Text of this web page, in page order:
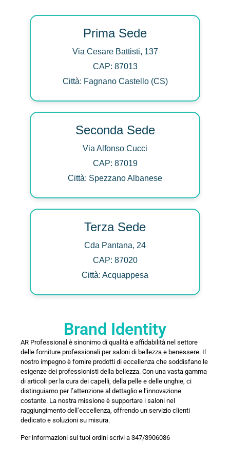
Prima Sede
Via Cesare Battisti, 137
CAP: 87013
Città: Fagnano Castello (CS)
Seconda Sede
Via Alfonso Cucci
CAP: 87019
Città: Spezzano Albanese
Terza Sede
Cda Pantana, 24
CAP: 87020
Città: Acquappesa
Brand Identity
AR Professional è sinonimo di qualità e affidabilità nel settore
delle forniture professionali per saloni di bellezza e benessere. Il
nostro impegno è fornire prodotti di eccellenza che soddisfano le
esigenze dei professionisti della bellezza. Con una vasta gamma
di articoli per la cura dei capelli, della pelle e delle unghie, ci
distinguiamo per l’attenzione al dettaglio e l’innovazione
costante. La nostra missione è supportare i saloni nel
raggiungimento dell’eccellenza, offrendo un servizio clienti
dedicato e soluzioni su misura.
Per informazioni sui tuoi ordini scrivi a 347/3906086